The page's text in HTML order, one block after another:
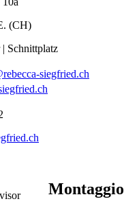
(CH)
Schnittplatz
siegfried.ch
Montaggio